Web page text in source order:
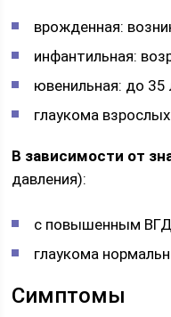
врожденная:
инфантильная:
ювенильная: до 35
глаукома взрослых.
В зависимости от
давления):
с повышенным
глаукома
Симптомы